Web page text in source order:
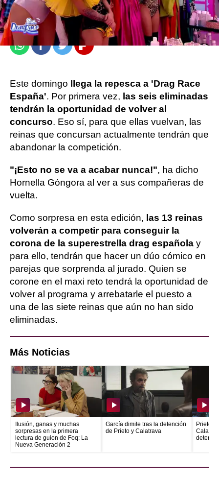
Publicado: 25 de mayo de 2023, 15:03
WhatsappFacebook
TwitterFlipboard
Este domingo
llega la repesca a 'Drag Race
España'. Por primera vez, las seis eliminadas
tendrán la oportunidad de volver al
concurso. Eso sí, para que ellas vuelvan, las
reinas que concursan actualmente tendrán que
abandonar la competición.
"¡Esto no se va a acabar nunca!", ha dicho
Hornella Góngora al ver a sus compañeras de
vuelta.
Como sorpresa en esta edición, las 13 reinas
volverán a competir para conseguir la
corona de la superestrella drag española y
para ello, tendrán que hacer un dúo cómico en
parejas que sorprenda al jurado. Quien se
corone en el maxi reto tendrá la oportunidad de
volver al programa y arrebatarle el puesto a
una de las siete reinas que aún no han sido
eliminadas.
Más Noticias
Ilusión, ganas y muchas
sorpresas en la primera
lectura de guion de Foq: La
Nueva Generación 2
García dimite tras la detención
de Prieto y Calatrava
Prieto